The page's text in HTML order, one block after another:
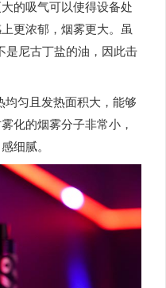
的吸气可以使得设备处
更浓郁，烟雾更大。虽
是尼古丁盐的油，因此击
均匀且发热面积大，能够
化的烟雾分子非常小，
细腻。